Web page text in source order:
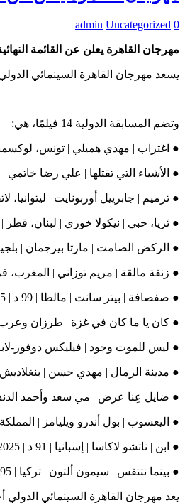
admin Uncategorized 0
مهرجان القاهرة يعلن عن القائمة
يسعد مهرجان القاهرة السينمائي الدولي أن
وتضم المسابقة الدولية 14 فيلمًا، هي:
● اغتراب | مهدي هميلي | تونس، لوكسمبورج،
● الأشياء التي تقتلها | علي رضا خاتمي | تركيا،
● ترميم | جابرييل أوربونايت | ليتوانيا، لاتفيا،
● ثريا، حبي | نيكولا خوري | لبنان، قطر | 81 د | 2025
● الركض الصامت | مارتا بيرجمان | بلجيكا، كندا |
● زنقة مالقة | مريم توزاني | المغرب، فرنسا،
● صفصافة | بيتر سانت | مالطا | 99 د | 2025
● كان يا ما كان في غزة | طرزان وعرب ناصر |
● ليس للموت وجود | فيليكس دوفور-لاباريير |
● مدينة الرمال | مهدي حسن | بنغلاديش | 99 د |
● ضايل عِنا عرض | مي سعد وأحمد الدنف | مصر
● اليعسوب | بول أندرو ويليامز | المملكة
● ابن | ناتشو لاكاسا | إسبانيا | 91 د | 2025
● بينما نتنفس | سيمون ألتون | تركيا | 95 د | 2025